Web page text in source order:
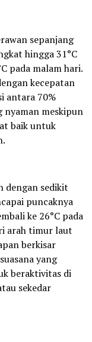
sepanjang
hingga 31°C
pada malam hari.
kecepatan
antara 70%
nyaman meskipun
baik untuk
dengan sedikit
puncaknya
ke 26°C pada
arah timur laut
berkisar
yang
beraktivitas di
sekedar